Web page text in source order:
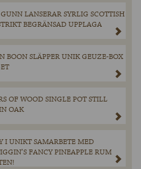
LANSERAR SYRLIG SCOTTISH
BEGRÄNSAD UPPLAGA
BOON SLÄPPER UNIK GEUZE-BOX
OF WOOD SINGLE POT STILL
OAK
I UNIKT SAMARBETE MED
FANCY PINEAPPLE RUM